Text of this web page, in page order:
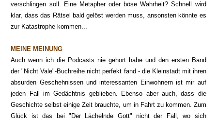
verschlingen soll. Eine Metapher oder böse Wahrheit? Schnell wird
klar, dass das Rätsel bald gelöst werden muss, ansonsten könnte es
zur Katastrophe kommen...
MEINE MEINUNG
Auch wenn ich die Podcasts nie gehört habe und den ersten Band
der "Nicht Vale"-Buchreihe nicht perfekt fand - die Kleinstadt mit ihren
absurden Geschehnissen und interessanten Einwohnern ist mir auf
jeden Fall im Gedächtnis geblieben. Ebenso aber auch, dass die
Geschichte selbst einige Zeit brauchte, um in Fahrt zu kommen. Zum
Glück ist das bei "Der Lächelnde Gott" nicht der Fall, wo sich